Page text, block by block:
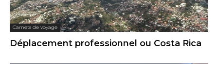
Carnets de voyage
Déplacement professionnel ou Costa Rica